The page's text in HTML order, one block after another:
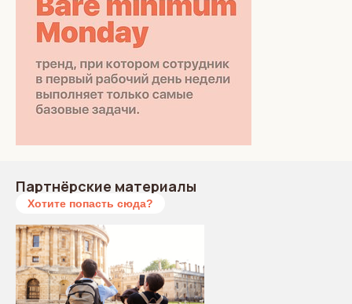
Партнёрские материалы
Хотите попасть сюда?